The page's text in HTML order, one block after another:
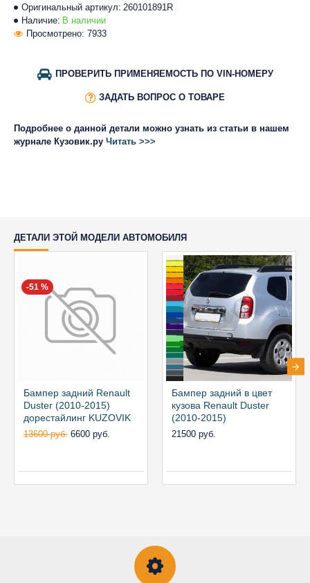
Наличие: В наличии
Оригинальный артикул: 260101891R
Просмотрено: 7933
ПРОВЕРИТЬ ПРИМЕНЯЕМОСТЬ ПО VIN-НОМЕРУ
ЗАДАТЬ ВОПРОС О ТОВАРЕ
Подробнее о данной детали можно узнать из статьи в нашем
журнале Кузовик.ру Читать >>>
ДЕТАЛИ ЭТОЙ МОДЕЛИ АВТОМОБИЛЯ
-51 %
Бампер задний Renault
Duster (2010-2015)
дорестайлинг KUZOVIK
13600 руб. 6600 руб.
Бампер задний в цвет
кузова Renault Duster
(2010-2015)
21500 руб.